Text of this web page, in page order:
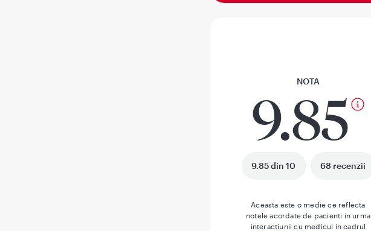
NOTA
9.85
9.85 din 10 68 recenzii
Aceasta este o medie ce reflecta
notele acordate de pacienti in urma
interactiunii cu medicul in cadrul